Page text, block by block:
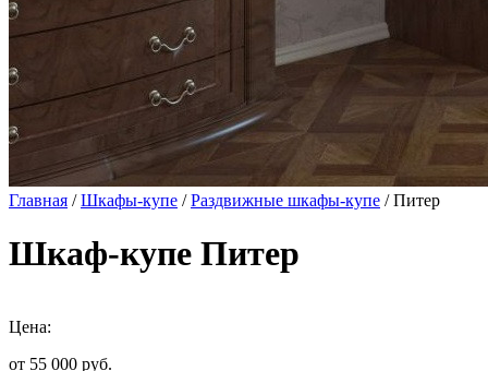
Главная /Шкафы-купе /Раздвижные шкафы-купе / Питер
Шкаф-купе Питер
Цена:
от 55 000 руб.